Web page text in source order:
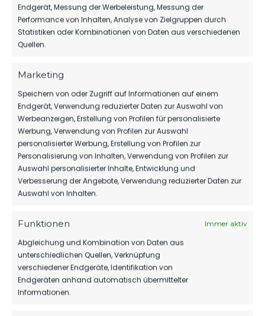
Endgerät, Messung der Werbeleistung, Messung der
Performance von Inhalten, Analyse von Zielgruppen durch
Statistiken oder Kombinationen von Daten aus verschiedenen
Quellen.
Marketing
Speichern von oder Zugriff auf Informationen auf einem
Endgerät, Verwendung reduzierter Daten zur Auswahl von
Werbeanzeigen, Erstellung von Profilen für personalisierte
Werbung, Verwendung von Profilen zur Auswahl
personalisierter Werbung, Erstellung von Profilen zur
Personalisierung von Inhalten, Verwendung von Profilen zur
Auswahl personalisierter Inhalte, Entwicklung und
Verbesserung der Angebote, Verwendung reduzierter Daten zur
Auswahl von Inhalten.
Funktionen Immer aktiv
Abgleichung und Kombination von Daten aus
unterschiedlichen Quellen, Verknüpfung
verschiedener Endgeräte, Identifikation von
Endgeräten anhand automatisch übermittelter
Informationen.
OFFIZIELLE VEREINSSEITE
DEIN HEIMSPIEL. DEIN FSV.
kompakt auf einen Blick.
TICKETS
Eintrittspreise & Spieltag